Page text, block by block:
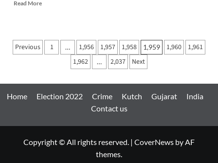
Read MoreRead
માંસના
જથ્થા
પકડી
પાડતી
પોલીસ
Posts
pagination
Previous 1 … 1,956 1,957 1,958 1,959 1,960
1,961
1,962
… 2,037 Next
Home Election 2022 Crime Kutch Gujarat
India
Contact us
Copyright © All rights reserved. | CoverNews by AF
themes.